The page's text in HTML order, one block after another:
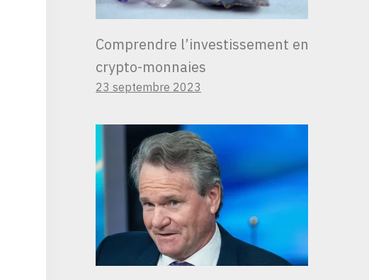
Comprendre l’investissement en
crypto-monnaies
23 septembre 2023